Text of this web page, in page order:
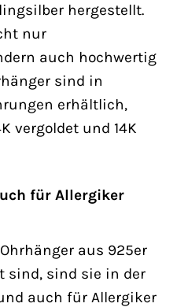
hergestellt.
nur
auch hochwertig
sind in
erhältlich,
vergoldet und 14K
für Allergiker
aus 925er
sind, sind sie in der
auch für Allergiker